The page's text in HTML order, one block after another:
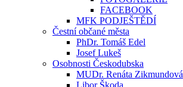
FACEBOOK
MFK PODJEŠTĚDÍ
Čestní občané města
PhDr. Tomáš Edel
Josef Lukeš
Osobnosti Českodubska
MUDr. Renáta Zikmundová
Libor Škoda